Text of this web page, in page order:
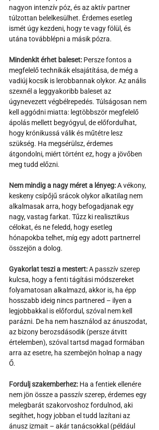
nagyon intenzív póz, és az aktív partner
túlzottan belelkesülhet. Érdemes esetleg
ismét úgy kezdeni, hogy te vagy fölül, és
utána továbblépni a másik pózra.
Mindenkit érhet baleset: Persze fontos a
megfelelő technikák elsajátítása, de még a
vadiúj kocsik is lerobbannak olykor. Az anális
szexnél a leggyakoribb baleset az
úgynevezett végbélrepedés. Túlságosan nem
kell aggódni miatta: legtöbbször megfelelő
ápolás mellett begyógyul, de előfordulhat,
hogy krónikussá válik és műtétre lesz
szükség. Ha megsérülsz, érdemes
átgondolni, miért történt ez, hogy a jövőben
meg tudd előzni.
Nem mindig a nagy méret a lényeg: A vékony,
keskeny csípőjű srácok olykor alkatilag nem
alkalmasak arra, hogy befogadjanak egy
nagy, vastag farkat. Tűzz ki realisztikus
célokat, és ne feledd, hogy esetleg
hónapokba telhet, míg egy adott partnerrel
összejön a dolog.
Gyakorlat teszi a mestert: A passzív szerep
kulcsa, hogy a fenti tágítási módszereket
folyamatosan alkalmazd, akkor is, ha épp
hosszabb ideig nincs partnered – ilyen a
legjobbakkal is előfordul, szóval nem kell
parázni. De ha nem használod az ánuszodat,
az bizony berozsdásodik (persze átvitt
értelemben), szóval tartsd magad formában
arra az esetre, ha szembejön holnap a nagy
Ő.
Fordulj szakemberhez: Ha a fentiek ellenére
nem jön össze a passzív szerep, érdemes egy
melegbarát szakorvoshoz fordulnod, aki
segíthet, hogy jobban el tudd lazítani az
ánusz izmait – akár tanácsokkal (például